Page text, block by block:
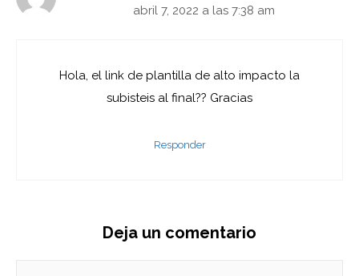
abril 7, 2022 a las 7:38 am
Hola, el link de plantilla de alto impacto la
subisteis al final?? Gracias
Responder
Deja un comentario